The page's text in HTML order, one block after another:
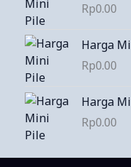
Rp0.00
Harga
Rp0.00
Harga
Rp0.00